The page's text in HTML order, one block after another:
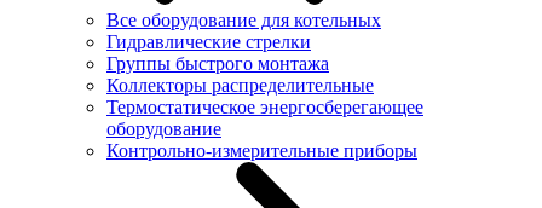
Все оборудование для котельных
Гидравлические стрелки
Группы быстрого монтажа
Коллекторы распределительные
Термостатическое энергосберегающее
оборудование
Контрольно-измерительные приборы